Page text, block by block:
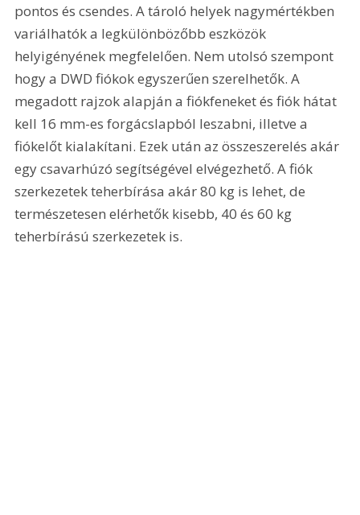
pontos és csendes. A tároló helyek nagymértékben
variálhatók a legkülönbözőbb eszközök
helyigényének megfelelően. Nem utolsó szempont
hogy a DWD fiókok egyszerűen szerelhetők. A
megadott rajzok alapján a fiókfeneket és fiók hátat
kell 16 mm-es forgácslapból leszabni, illetve a
fiókelőt kialakítani. Ezek után az összeszerelés akár
egy csavarhúzó segítségével elvégezhető. A fiók
szerkezetek teherbírása akár 80 kg is lehet, de
természetesen elérhetők kisebb, 40 és 60 kg
teherbírású szerkezetek is.